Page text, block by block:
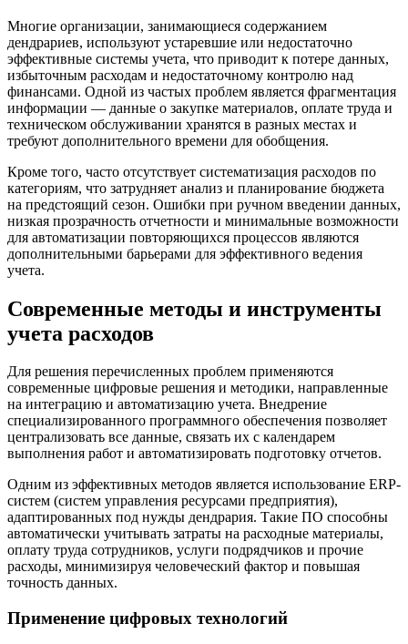
Многие организации, занимающиеся содержанием
дендрариев, используют устаревшие или недостаточно
эффективные системы учета, что приводит к потере данных,
избыточным расходам и недостаточному контролю над
финансами. Одной из частых проблем является фрагментация
информации — данные о закупке материалов, оплате труда и
техническом обслуживании хранятся в разных местах и
требуют дополнительного времени для обобщения.
Кроме того, часто отсутствует систематизация расходов по
категориям, что затрудняет анализ и планирование бюджета
на предстоящий сезон. Ошибки при ручном введении данных,
низкая прозрачность отчетности и минимальные возможности
для автоматизации повторяющихся процессов являются
дополнительными барьерами для эффективного ведения
учета.
Современные методы и инструменты
учета расходов
Для решения перечисленных проблем применяются
современные цифровые решения и методики, направленные
на интеграцию и автоматизацию учета. Внедрение
специализированного программного обеспечения позволяет
централизовать все данные, связать их с календарем
выполнения работ и автоматизировать подготовку отчетов.
Одним из эффективных методов является использование ERP-
систем (систем управления ресурсами предприятия),
адаптированных под нужды дендрария. Такие ПО способны
автоматически учитывать затраты на расходные материалы,
оплату труда сотрудников, услуги подрядчиков и прочие
расходы, минимизируя человеческий фактор и повышая
точность данных.
Применение цифровых технологий